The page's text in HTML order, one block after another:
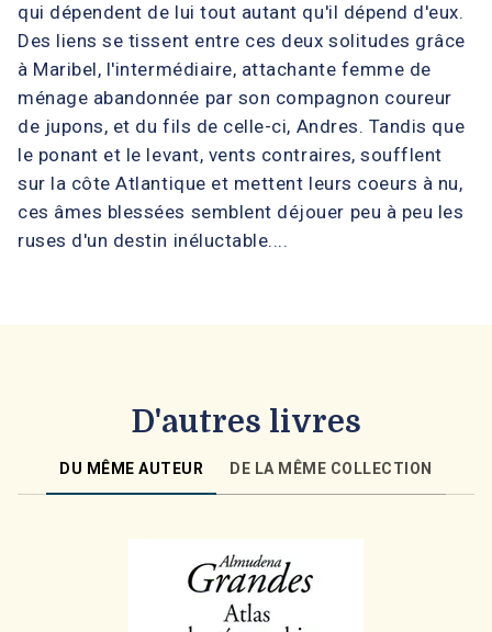
qui dépendent de lui tout autant qu'il dépend d'eux.
Des liens se tissent entre ces deux solitudes grâce
à Maribel, l'intermédiaire, attachante femme de
ménage abandonnée par son compagnon coureur
de jupons, et du fils de celle-ci, Andres. Tandis que
le ponant et le levant, vents contraires, soufflent
sur la côte Atlantique et mettent leurs coeurs à nu,
ces âmes blessées semblent déjouer peu à peu les
ruses d'un destin inéluctable....
D'autres livres
DU MÊME AUTEUR DE LA MÊME COLLECTION